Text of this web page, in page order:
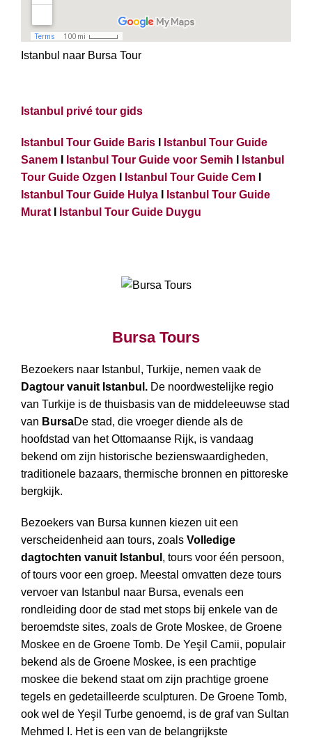
Istanbul naar Bursa Tour
Istanbul privé tour gids
Istanbul Tour Guide Baris
Istanbul Tour Guide
Sanem
Istanbul Tour Guide voor Semih
Istanbul
Tour Guide Ozgen
Istanbul Tour Guide Cem
Istanbul Tour Guide Hulya
Istanbul Tour Guide
Murat
Istanbul Tour Guide Duygu
Bursa Tours
Bezoekers naar Istanbul, Turkije, nemen vaak de
Dagtour vanuit Istanbul. De noordwestelijke regio
van Turkije is de thuisbasis van de middeleeuwse stad
van BursaDe stad, die vroeger diende als de
hoofdstad van het Ottomaanse Rijk, is vandaag
bekend om zijn historische bezienswaardigheden,
traditionele bazaars, thermische bronnen en pittoreske
bergkijk.
Bezoekers van Bursa kunnen kiezen uit een
verscheidenheid aan tours, zoals Volledige
dagtochten vanuit Istanbul , tours voor één persoon,
of tours voor een groep. Meestal omvatten deze tours
vervoer van Istanbul naar Bursa, evenals een
rondleiding door de stad met stops bij enkele van de
beroemdste sites, zoals de Grote Moskee, de Groene
Moskee en de Groene Tomb. De Yeşil Camii, populair
bekend als de Groene Moskee, is een prachtige
moskee die bekend staat om zijn prachtige groene
tegels en gedetailleerde sculpturen. De Groene Tomb,
ook wel de Yeşil Turbe genoemd, is de graf van Sultan
Mehmed I. Het is een van de belangrijkste